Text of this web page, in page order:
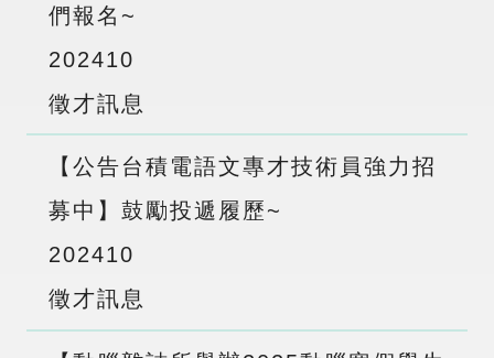
們報名~
202410
徵才訊息
【公告台積電語文專才技術員強力招
募中】鼓勵投遞履歷~
202410
徵才訊息